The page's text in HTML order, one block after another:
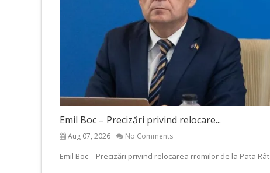
Emil Boc – Precizări privind relocare...
Aug 07, 2026 No Comments
Emil Boc – Precizări privind relocarea rromilor de la Pata Rât